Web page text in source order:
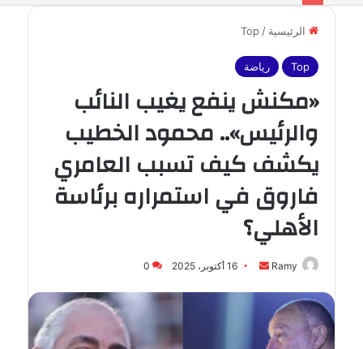
الرئيسية /
Top
Top رياضة
«مكنش ينفع يغيب النائب
والرئيس».. محمود الخطيب
يكشف كيف تسبب العامري
فاروق في استمراره برئاسة
الأهلي؟
Ramy
أرسل 16 أكتوبر، 2025 0